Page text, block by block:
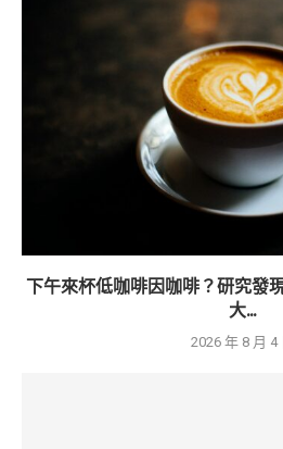
下午來杯低咖啡因咖啡？研究發
大...
2026 年 8 月 4